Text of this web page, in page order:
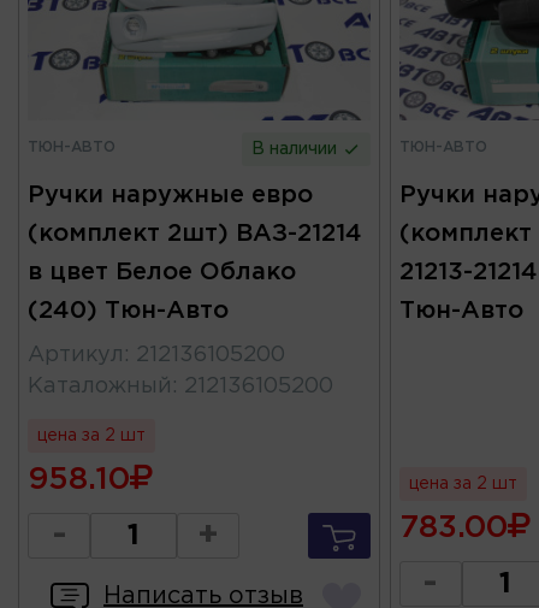
ТЮН-АВТО В наличии
Ручки наружные евро
(комплект 2шт) ВАЗ-21214
в цвет Белое Облако
(240) Тюн-Авто
Артикул : 212136105200
Каталожный : 212136105200
цена за 2 шт
958.10
- +
Написать отзыв
ТЮН-АВТО
Ручки
(комплект
21213-
Тюн-Авто
цена за 2 шт
783.00
-